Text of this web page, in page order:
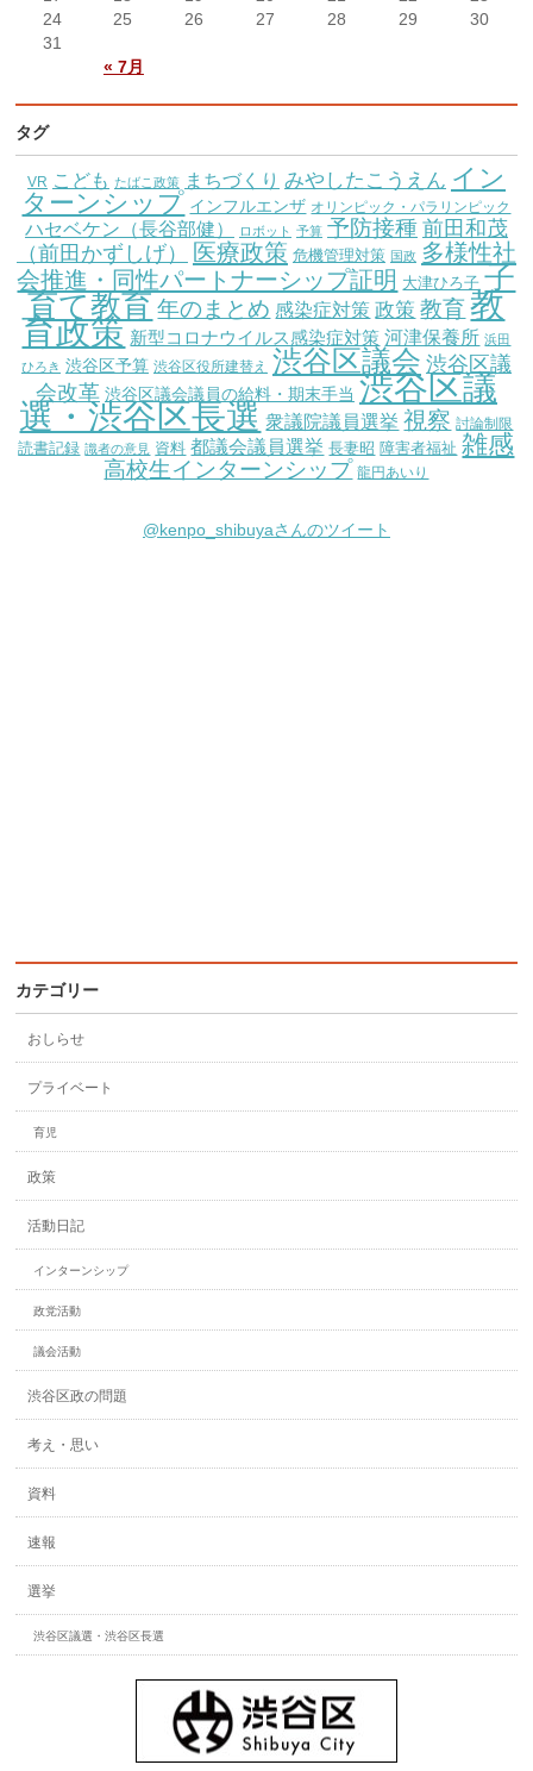
« 7月
24
25 26 27 28 29
30
31
タグ
VR こども たばこ政策 まちづくり みやしたこうえん イン
ターンシップ インフルエンザ オリンピック・パラリンピック
ハセベケン（長谷部健） ロボット 予算 予防接種 前田和茂
（前田かずしげ）
医療政策 危機管理対策 国政 多様性社
会推進・同性パートナーシップ証明 大津ひろ子 子
育て教育 年のまとめ 感染症対策 政策 教育 教
育政策 新型コロナウイルス感染症対策 河津保養所 浜田
ひろき 渋谷区予算 渋谷区役所建替え 渋谷区議会 渋谷区議
会改革 渋谷区議会議員の給料・期末手当 渋谷区議
選・渋谷区長選 衆議院議員選挙 視察 討論制限
読書記録 識者の意見 資料 都議会議員選挙 長妻昭 障害者福祉 雑感
高校生インターンシップ 龍円あいり
@kenpo_shibuyaさんのツイート
カテゴリー
おしらせ
プライベート
育児
政策
活動日記
インターンシップ
政党活動
議会活動
渋谷区政の問題
考え・思い
資料
速報
選挙
渋谷区議選・渋谷区長選